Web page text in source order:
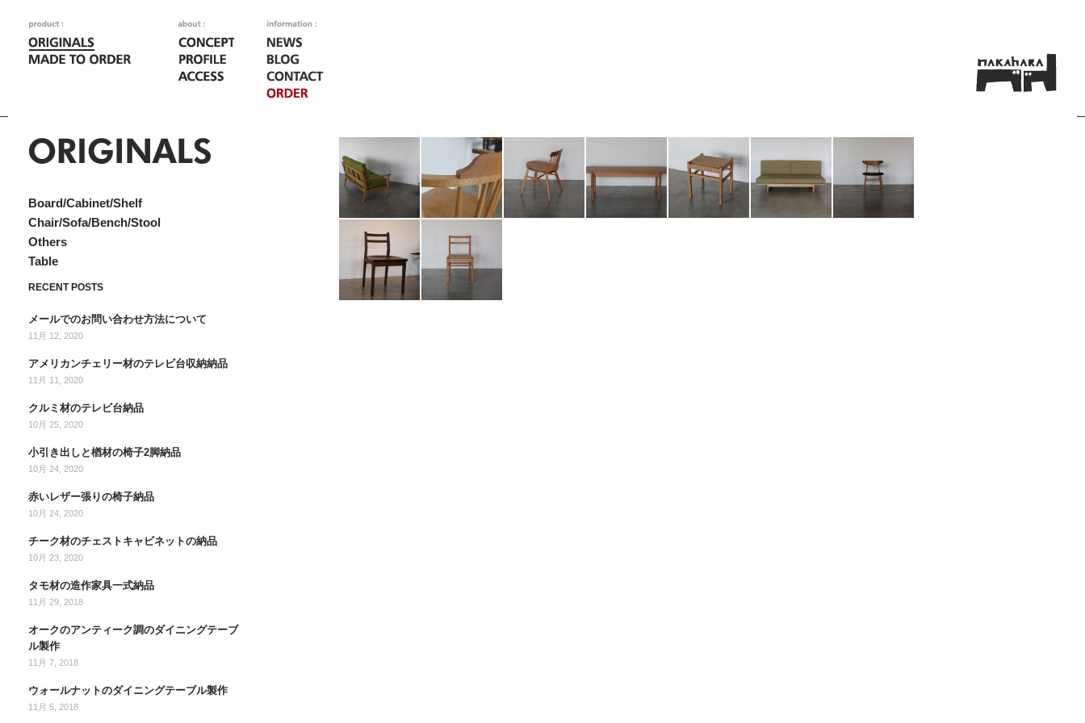
Board/Cabinet/Shelf
Chair/Sofa/Bench/Stool
Others
Table
RECENT POSTS
メールでのお問い合わせ方法について
11月 12, 2020
アメリカンチェリー材のテレビ台収納納品
11月 11, 2020
クルミ材のテレビ台納品
10月 25, 2020
小引き出しと楢材の椅子2脚納品
10月 24, 2020
赤いレザー張りの椅子納品
10月 24, 2020
チーク材のチェストキャビネットの納品
10月 23, 2020
タモ材の造作家具一式納品
11月 29, 2018
オークのアンティーク調のダイニングテーブ
ル製作
11月 7, 2018
ウォールナットのダイニングテーブル製作
11月 5, 2018